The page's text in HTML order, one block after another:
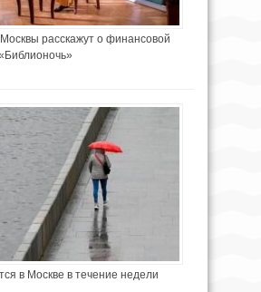
расскажут о финансовой
в Москве в течение недели